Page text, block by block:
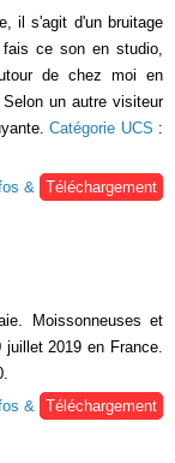
il s'agit d'un bruitage
ce son en studio,
de chez moi en
un autre visiteur
Catégorie UCS :
&
Téléchargement
Moissonneuses et
2019 en France.
&
Téléchargement